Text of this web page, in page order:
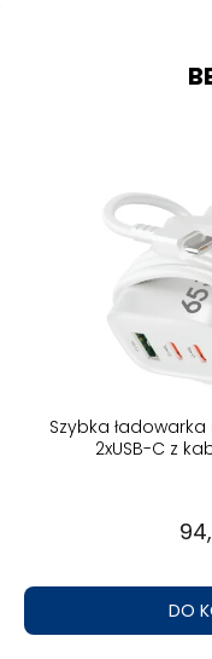
Szybka ładowarka
2xUSB-C z
DO